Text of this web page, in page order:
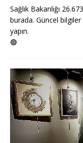
Sağlık Bakanlığı
burada. Güncel
yapın.
🟢